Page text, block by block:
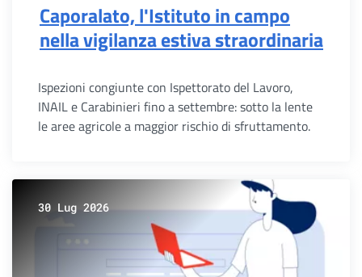
Caporalato, l'Istituto in campo
nella vigilanza estiva straordinaria
Ispezioni congiunte con Ispettorato del Lavoro,
INAIL e Carabinieri fino a settembre: sotto la lente
le aree agricole a maggior rischio di sfruttamento.
30 Lug 2026